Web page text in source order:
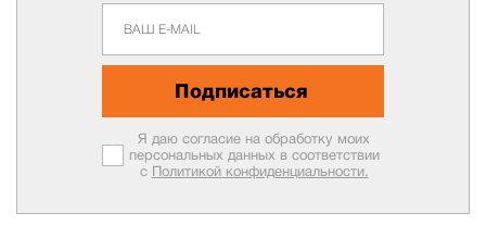
Подписаться
Я даю согласие на обработку моих
персональных данных в соответствии
с Политикой конфиденциальности.